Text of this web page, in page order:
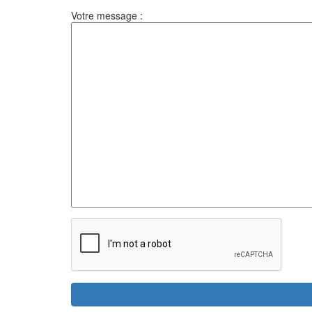
Votre message :